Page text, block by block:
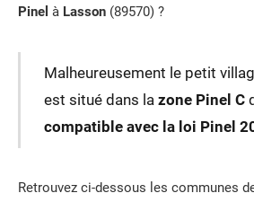
Pinel à Lasson (89570) ?
Malheureusement le petit
est situé dans la zone Pinel C
compatible avec la loi Pinel
Retrouvez ci-dessous les communes